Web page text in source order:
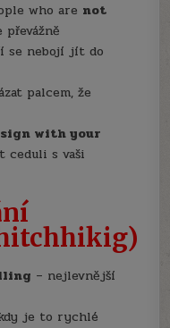
who are not
převážně
se nebojí jít do
palcem, že
sign with your
ceduli s vaši
– nejlevnější
je to rychlé